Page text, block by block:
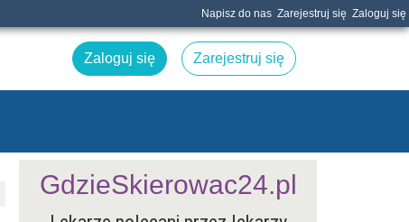
Napisz do nas Zarejestruj się Zaloguj się
Zaloguj się Zarejestruj się
GdzieSkierowac24.pl